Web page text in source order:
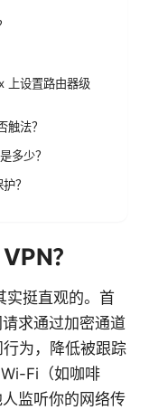
上设置路由器级
触法？
多少？
？
？
实挺直观的。首
求通过加密通道
为，降低被跟踪
Fi（如咖啡
监听你的网络传